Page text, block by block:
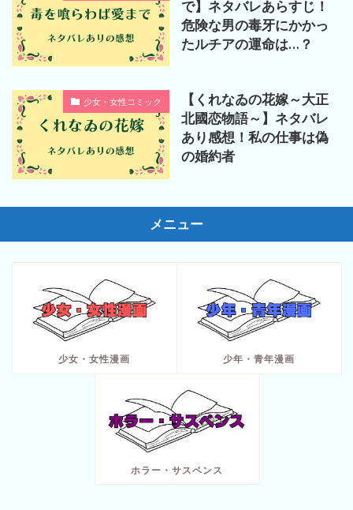
で】ネタバレあらすじ！
危険な男の毒牙にかかっ
たルチアの運命は…？
少女・女性コミック
【くれなゐの花嫁～大正
北國恋物語～】ネタバレ
あり感想！私の仕事は偽
の婚約者
メニュー
少女・女性漫画 少年・青年漫画
ホラー・サスペンス